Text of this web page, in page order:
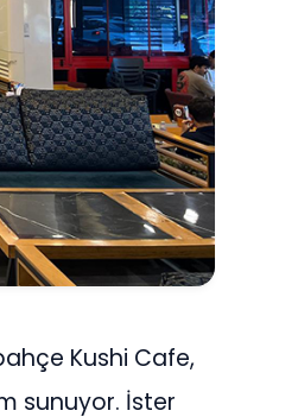
Kushi Cafe,
sunuyor. İster